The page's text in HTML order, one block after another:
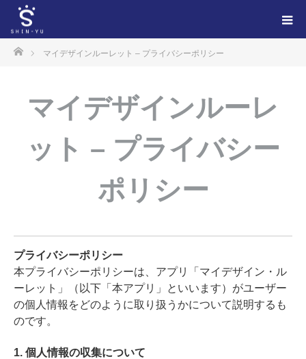
ホームマイデザインルーレット – プライバシーポリシー
マイデザインルーレ
ット – プライバシー
ポリシー
プライバシーポリシー
本プライバシーポリシーは、アプリ「マイデザイン・ル
ーレット」（以下「本アプリ」といいます）がユーザー
の個人情報をどのように取り扱うかについて説明するも
のです。
1. 個人情報の収集について